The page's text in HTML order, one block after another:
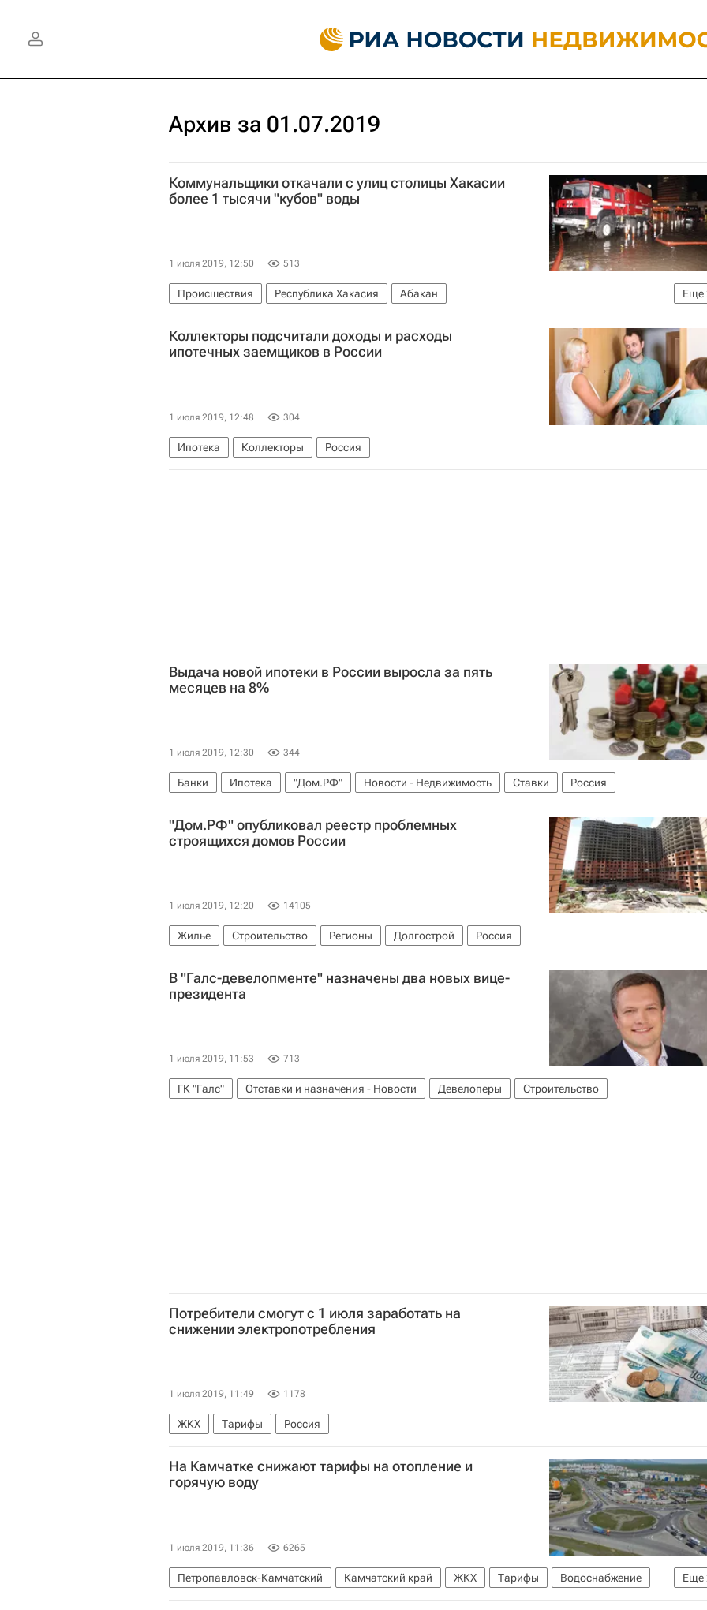
Архив за 01.07.2019
Коммунальщики откачали с улиц столицы Хакасии
более 1 тысячи "кубов" воды
1 июля 2019, 12:50 513
Еще
Происшествия Республика Хакасия
Абакан
МЧС России (Министерство РФ по делам гражданской обороны, чрезвычайным ситуациям и ликвидации последствий стихийных бедствий)
ЖКХ
Коллекторы подсчитали доходы и расходы
ипотечных заемщиков в России
1 июля 2019, 12:48 304
Ипотека Коллекторы Россия
Выдача новой ипотеки в России выросла за пять
месяцев на 8%
1 июля 2019, 12:30 344
Банки Ипотека "Дом.РФ" Новости - Недвижимость Ставки Россия
"Дом.РФ" опубликовал реестр проблемных
строящихся домов России
1 июля 2019, 12:20 14105
Жилье Строительство Регионы Долгострой Россия
В "Галс-девелопменте" назначены два новых вице-
президента
1 июля 2019, 11:53 713
ГК "Галс" Отставки и назначения - Новости Девелоперы Строительство
Потребители смогут с 1 июля заработать на
снижении электропотребления
1 июля 2019, 11:49 1178
ЖКХ Тарифы Россия
На Камчатке снижают тарифы на отопление и
горячую воду
1 июля 2019, 11:36 6265
Еще
Петропавловск-Камчатский Камчатский край ЖКХ Тарифы
Водоснабжение
Отопление
Теплоснабжение